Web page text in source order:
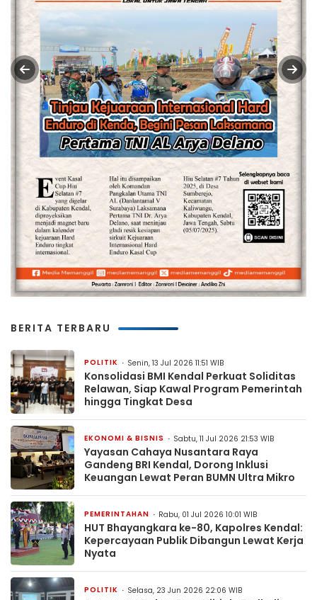
BERITA TERBARU
POLITIK Senin, 13 Jul 2026 11:51 WIB
Konsolidasi BMI Kendal Perkuat Soliditas
Relawan, Siap Kawal Program Pemerintah
hingga Tingkat Desa
EKONOMI & BISNIS Sabtu, 11 Jul 2026 21:53 WIB
Yayasan Cahaya Nusantara Raya
Gandeng BRI Kendal, Dorong Inklusi
Keuangan Lewat Peran BUMN Ultra Mikro
PEMERINTAHAN Rabu, 01 Jul 2026 10:01 WIB
HUT Bhayangkara ke-80, Kapolres Kendal:
Kepercayaan Publik Dibangun Lewat Kerja
Nyata
POLITIK Selasa, 23 Jun 2026 22:06 WIB